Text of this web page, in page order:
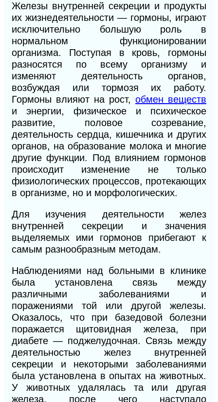
Железы внутренней секреции и продукты
их жизнедеятельности — гормоны, играют
исключительно большую роль в
нормальном функционировании
организма. Поступая в кровь, гормоны
разносятся по всему организму и
изменяют деятельность органов,
возбуждая или тормозя их работу.
Гормоны влияют на рост, обмен веществ
и энергии, физическое и психическое
развитие, половое созревание,
деятельность сердца, кишечника и других
органов, на образование молока и многие
другие функции. Под влиянием гормонов
происходит изменение не только
физиологических процессов, протекающих
в организме, но и морфологических.
Для изучения деятельности желез
внутренней секреции и значения
выделяемых ими гормонов прибегают к
самым разнообразным методам.
Наблюдениями над больными в клинике
была установлена связь между
различными заболеваниями и
поражениями той или другой железы.
Оказалось, что при базедовой болезни
поражается щитовидная железа, при
диабете — поджелудочная. Связь между
деятельностью желез внутренней
секреции и некоторыми заболеваниями
была установлена в опытах на животных.
У животных удалялась та или другая
железа, после чего наступало